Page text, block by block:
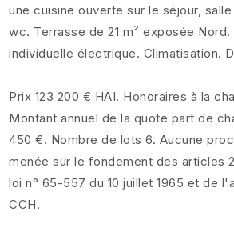
une cuisine ouverte sur le séjour,
wc. Terrasse de 21 m² exposée Nord.
individuelle électrique. Climatisation.
Prix 123 200 € HAI. Honoraires à la
Montant annuel de la quote part de
450 €. Nombre de lots 6. Aucune
menée sur le fondement des articles
loi n° 65-557 du 10 juillet 1965 et de
CCH.